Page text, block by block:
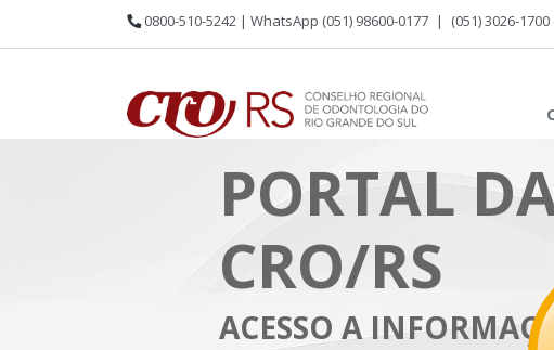
0800-510-5242 | WhatsApp (051) 98600-0177 | (051) 3026-1700
PORTAL
CRO/RS
ACESSO A